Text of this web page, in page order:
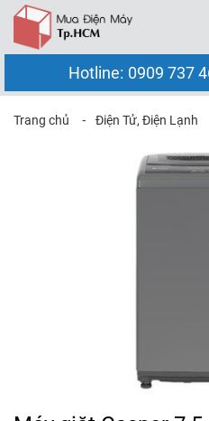
Hotline: 0909 737
Trang chủ ⁃ Điện Tử, Điện Lạnh